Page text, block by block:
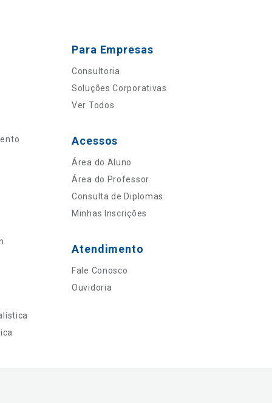
Para Empresas
Consultoria
Soluções Corporativas
Ver Todos
Acessos
Área do Aluno
Área do Professor
Consulta de Diplomas
Minhas Inscrições
Atendimento
Fale Conosco
Ouvidoria